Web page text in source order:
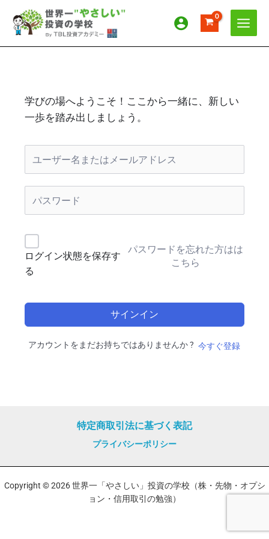
ス
学びの場へようこそ！ここから一緒に、新しい
一歩を踏み出しましょう。
ログイン状態を保存す
る
パスワードを忘れた方はは
こちら
サインイン
アカウントをまだお持ちではありませんか ? 今すぐ登録
特定商取引法に基づく表記
プライバシーポリシー
Copyright © 2026 世界一「やさしい」投資の学校（株・先物・オプシ
ョン・信用取引の勉強）